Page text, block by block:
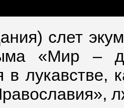
слет
«Мир –
в лукавстве,